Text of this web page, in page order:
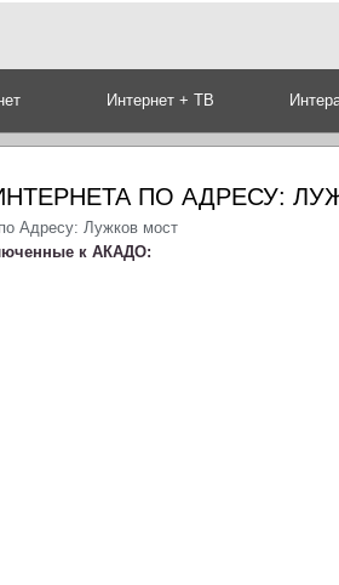
Интернет + ТВ
ПО АДРЕСУ:
Адресу: Лужков мост
к АКАДО: